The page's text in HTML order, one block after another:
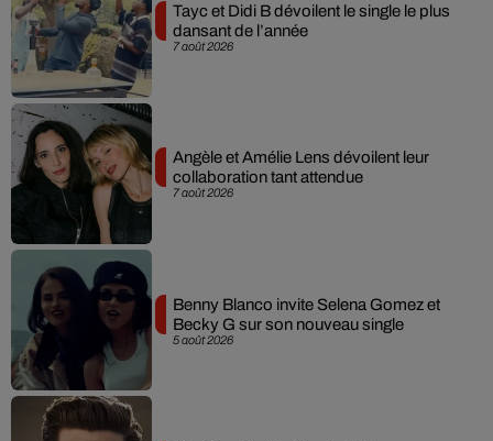
7 août 2026
Tayc et Didi B dévoilent le single le plus
dansant de l’année
7 août 2026
Angèle et Amélie Lens dévoilent leur
collaboration tant attendue
5 août 2026
Benny Blanco invite Selena Gomez et
Becky G sur son nouveau single